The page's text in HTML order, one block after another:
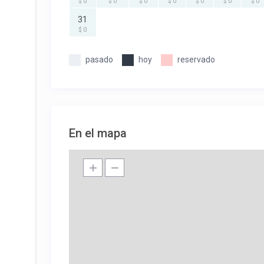
31
$ 0
pasado hoy reservado
En el mapa